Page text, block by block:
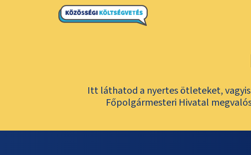
Itt láthatod a nyertes ötleteket,
Főpolgármesteri Hivatal